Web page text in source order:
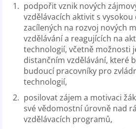
podpořit vznik nových
vzdělávacích aktivit s
zacílených na rozvoj nových
vzdělávání a reagujících na
technologií, včetně možnosti
distančním vzdělávání, které
budoucí pracovníky pro
technologií,
posilovat zájem a motivaci
své vědomostní úrovně nad
vzdělávacích programů,